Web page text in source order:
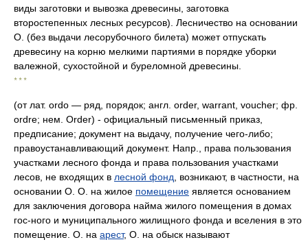
виды заготовки и вывозка древесины, заготовка
второстепенных лесных ресурсов). Лесничество на основании
О. (без выдачи лесорубочного билета) может отпускать
древесину на корню мелкими партиями в порядке уборки
валежной, сухостойной и буреломной древесины.
* * *
(от лат. ordo — ряд, порядок; англ. order, warrant, voucher; фр.
ordre; нем. Order) - официальный письменный приказ,
предписание; документ на выдачу, получение чего-либо;
правоустанавливающий документ. Напр., права пользования
участками лесного фонда и права пользования участками
лесов, не входящих в лесной фонд , возникают, в частности, на
основании О. О. на жилое помещение является основанием
для заключения договора найма жилого помещения в домах
гос-ного и муниципального жилищного фонда и вселения в это
помещение. О. на арест, О. на обыск называют